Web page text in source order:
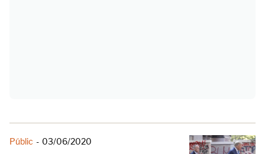
Públic - 03/06/2020